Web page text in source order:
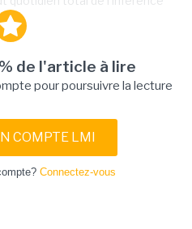
de l'article à lire
pour poursuivre la lecture
COMPTE LMI
Connectez-vous